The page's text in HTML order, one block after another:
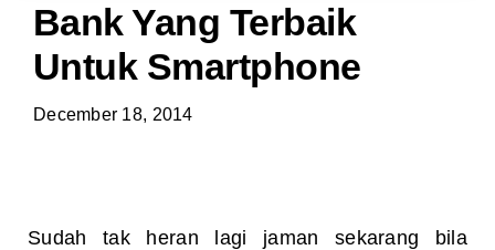
Bank Yang Terbaik
Untuk Smartphone
December 18, 2014
Sudah tak heran lagi jaman sekarang bila